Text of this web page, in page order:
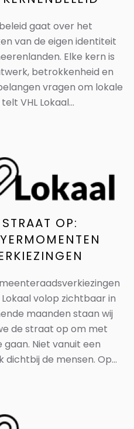
gaat over het
van de eigen identiteit
Elke kern is
betrokkenheid en
vragen om lokale
VHL Lokaal...
OP:
volop zichtbaar in
maanden staan wij
de straat op om met
Niet vanuit een
de mensen. Op...